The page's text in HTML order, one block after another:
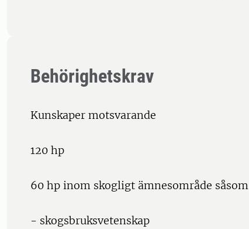
Behörighetskrav
Kunskaper motsvarande
120 hp
60 hp inom skogligt ämnesområde såsom
- skogsbruksvetenskap